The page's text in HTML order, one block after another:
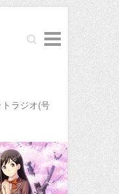
Search
ラジオ(号